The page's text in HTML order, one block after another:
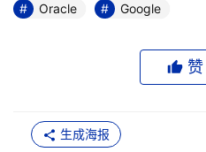
从用户的角度来说，Google
方式储存在网络上，便于以后
或EMC挑战。他说：“我们的
Oracle Google
赞
生成海报